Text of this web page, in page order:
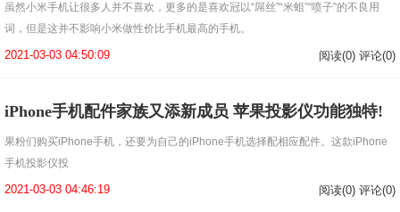
虽然小米手机让很多人并不喜欢，更多的是喜欢冠以“屌丝”“米蛆”“喷子”的不良用
词，但是这并不影响小米做性价比手机最高的手机。
2021-03-03 04:50:09 阅读(0) 评论(0)
iPhone手机配件家族又添新成员 苹果投影仪功能独特!
果粉们购买iPhone手机，还要为自己的iPhone手机选择配相应配件。这款iPhone
手机投影仪投
2021-03-03 04:46:19 阅读(0) 评论(0)